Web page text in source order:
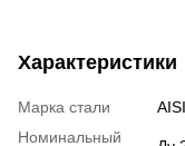
Характеристики
Марка стали
Номинальный